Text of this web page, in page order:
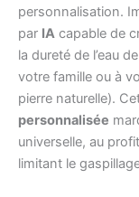
personnalisation.
par IA capable de
la dureté de l’eau
votre famille ou à
pierre naturelle).
personnalisée
universelle, au
limitant le